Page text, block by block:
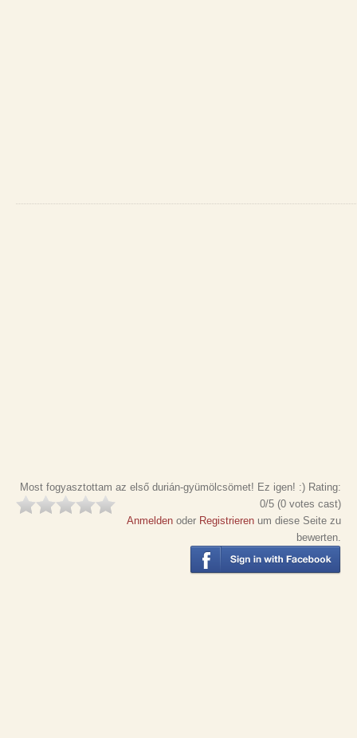
Most fogyasztottam az első durián-gyümölcsömet! Ez igen! :) Rating:
0/5 (0 votes cast)
Anmelden oder Registrieren um diese Seite zu
bewerten.